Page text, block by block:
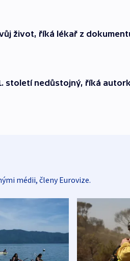
život, říká lékař z
století nedůstojný, říká
médii, členy Eurovize.